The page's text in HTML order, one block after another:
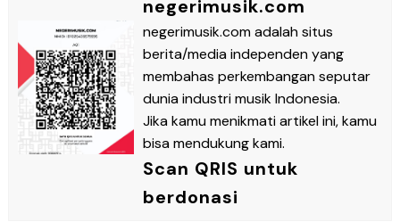
negerimusik.com
negerimusik.com adalah situs
berita/media independen yang
membahas perkembangan seputar
dunia industri musik Indonesia.
Jika kamu menikmati artikel ini, kamu
bisa mendukung kami.
Scan QRIS untuk
berdonasi